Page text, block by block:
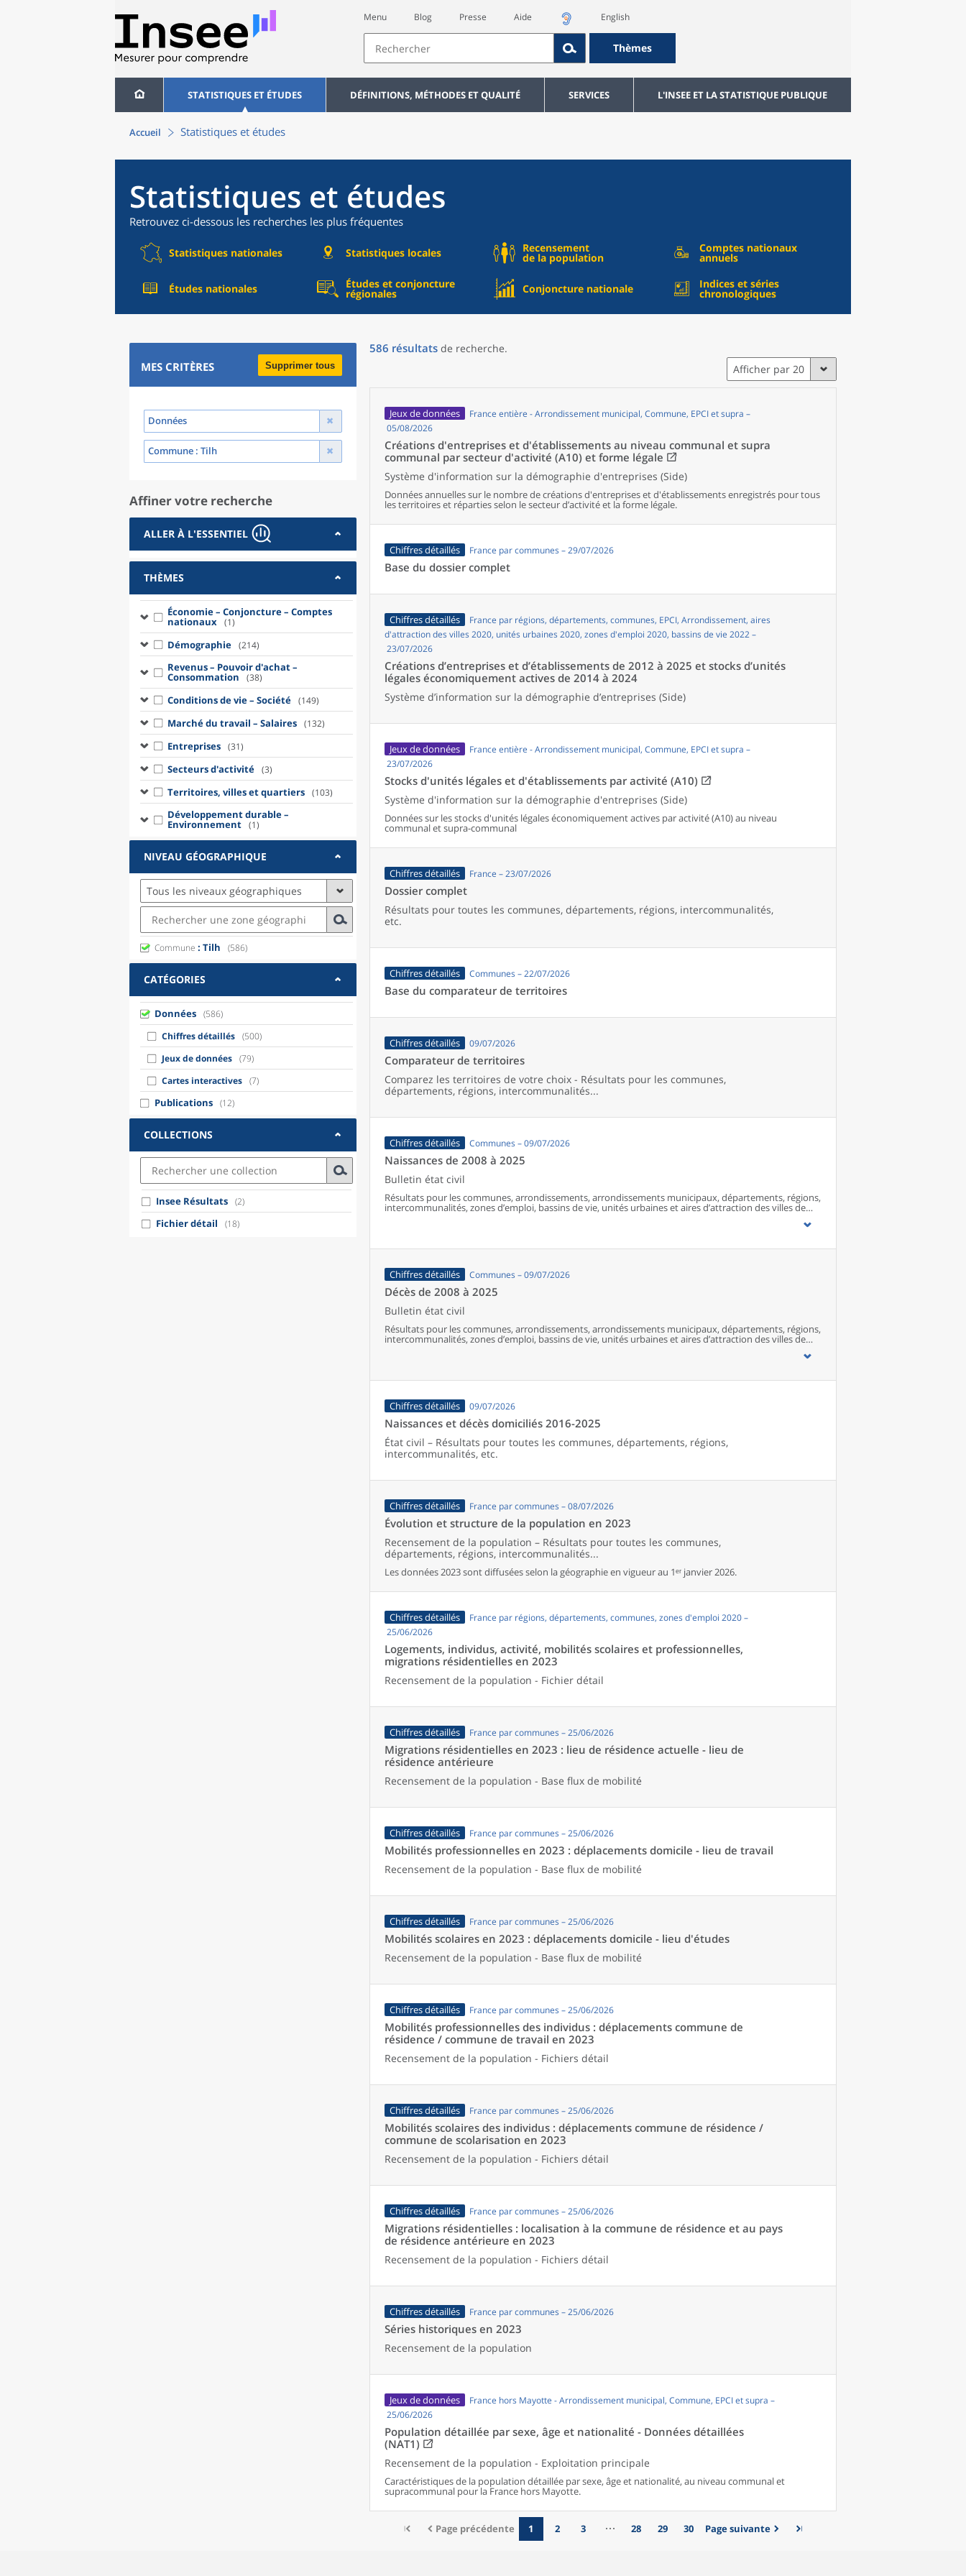
Menu Blog Presse Aide English
Thèmes
STATISTIQUES ET ÉTUDES DÉFINITIONS, MÉTHODES ET QUALITÉ SERVICES L'INSEE ET LA STATISTIQUE PUBLIQUE
Accueil Statistiques et études
Statistiques et études
Retrouvez ci-dessous les recherches les plus fréquentes
Statistiques nationales Statistiques locales Recensement
de la population
Comptes nationaux
annuels
Études nationales Études et conjoncture
régionales Conjoncture nationale Indices et séries
chronologiques
MES CRITÈRES Supprimer tous
Données
Commune : Tilh
Affiner votre recherche
ALLER À L'ESSENTIEL
THÈMES
Économie – Conjoncture – Comptes
nationaux (1)
Démographie (214)
Revenus – Pouvoir d'achat –
Consommation (38)
Conditions de vie – Société (149)
Marché du travail – Salaires (132)
Entreprises (31)
Secteurs d'activité (3)
Territoires, villes et quartiers (103)
Développement durable –
Environnement (1)
NIVEAU GÉOGRAPHIQUE
Tous les niveaux géographiques
Commune : Tilh (586)
CATÉGORIES
Données (586)
Chiffres détaillés (500)
Jeux de données (79)
Cartes interactives (7)
Publications (12)
COLLECTIONS
Insee Résultats (2)
Fichier détail (18)
586 résultats de recherche.
Afficher par 20
Jeux de données
France entière - Arrondissement municipal, Commune, EPCI et supra –
05/08/2026
Créations d'entreprises et d'établissements au niveau communal et supra
communal par secteur d'activité (A10) et forme légale
Système d'information sur la démographie d'entreprises (Side)
Données annuelles sur le nombre de créations d'entreprises et d'établissements enregistrés pour tous
les territoires et réparties selon le secteur d’activité et la forme légale.
Chiffres détaillés France par communes – 29/07/2026
Base du dossier complet
Chiffres détaillés
France par régions, départements, communes, EPCI, Arrondissement, aires
d'attraction des villes 2020, unités urbaines 2020, zones d'emploi 2020, bassins de vie 2022 –
23/07/2026
Créations d’entreprises et d’établissements de 2012 à 2025 et stocks d’unités
légales économiquement actives de 2014 à 2024
Système d’information sur la démographie d’entreprises (Side)
Jeux de données
France entière - Arrondissement municipal, Commune, EPCI et supra –
23/07/2026
Stocks d'unités légales et d'établissements par activité (A10)
Système d'information sur la démographie d'entreprises (Side)
Données sur les stocks d'unités légales économiquement actives par activité (A10) au niveau
communal et supra-communal
Chiffres détaillés France – 23/07/2026
Dossier complet
Résultats pour toutes les communes, départements, régions, intercommunalités,
etc.
Chiffres détaillés Communes – 22/07/2026
Base du comparateur de territoires
Chiffres détaillés 09/07/2026
Comparateur de territoires
Comparez les territoires de votre choix - Résultats pour les communes,
départements, régions, intercommunalités...
Chiffres détaillés Communes – 09/07/2026
Naissances de 2008 à 2025
Bulletin état civil
Résultats pour les communes, arrondissements, arrondissements municipaux, départements, régions,
intercommunalités, zones d’emploi, bassins de vie, unités urbaines et aires d’attraction des villes de
France (y compris Mayotte à partir de 2014).
Chiffres détaillés Communes – 09/07/2026
Décès de 2008 à 2025
Bulletin état civil
Résultats pour les communes, arrondissements, arrondissements municipaux, départements, régions,
intercommunalités, zones d’emploi, bassins de vie, unités urbaines et aires d’attraction des villes de
Chiffres détaillés 09/07/2026
Naissances et décès domiciliés 2016-2025
État civil – Résultats pour toutes les communes, départements, régions,
intercommunalités, etc.
Chiffres détaillés France par communes – 08/07/2026
Évolution et structure de la population en 2023
Recensement de la population – Résultats pour toutes les communes,
départements, régions, intercommunalités...
Les données 2023 sont diffusées selon la géographie en vigueur au 1ᵉʳ janvier 2026.
Chiffres détaillés
France par régions, départements, communes, zones d'emploi 2020 –
25/06/2026
Logements, individus, activité, mobilités scolaires et professionnelles,
migrations résidentielles en 2023
Recensement de la population - Fichier détail
Chiffres détaillés France par communes – 25/06/2026
Migrations résidentielles en 2023 : lieu de résidence actuelle - lieu de
résidence antérieure
Recensement de la population - Base flux de mobilité
Chiffres détaillés France par communes – 25/06/2026
Mobilités professionnelles en 2023 : déplacements domicile - lieu de travail
Recensement de la population - Base flux de mobilité
Chiffres détaillés France par communes – 25/06/2026
Mobilités scolaires en 2023 : déplacements domicile - lieu d'études
Recensement de la population - Base flux de mobilité
Chiffres détaillés France par communes – 25/06/2026
Mobilités professionnelles des individus : déplacements commune de
résidence / commune de travail en 2023
Recensement de la population - Fichiers détail
Chiffres détaillés France par communes – 25/06/2026
Mobilités scolaires des individus : déplacements commune de résidence /
commune de scolarisation en 2023
Recensement de la population - Fichiers détail
Chiffres détaillés France par communes – 25/06/2026
Migrations résidentielles : localisation à la commune de résidence et au pays
de résidence antérieure en 2023
Recensement de la population - Fichiers détail
Chiffres détaillés France par communes – 25/06/2026
Séries historiques en 2023
Recensement de la population
Jeux de données
France hors Mayotte - Arrondissement municipal, Commune, EPCI et supra –
25/06/2026
Population détaillée par sexe, âge et nationalité - Données détaillées
(NAT1)
Recensement de la population - Exploitation principale
Caractéristiques de la population détaillée par sexe, âge et nationalité, au niveau communal et
supracommunal pour la France hors Mayotte.
Page précédente 1 2 3 28 29 30 Page suivante